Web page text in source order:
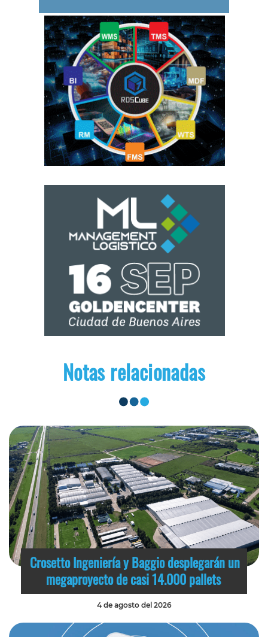
Notas relacionadas
Crosetto Ingeniería y Baggio desplegarán un
megaproyecto de casi 14.000 pallets
4 de agosto del 2026